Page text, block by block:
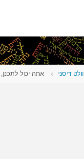
וולט דיסני אתה יכול